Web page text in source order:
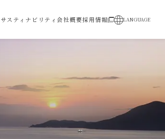
サスティナビリティ会社概要採用情報 LANGUAGE